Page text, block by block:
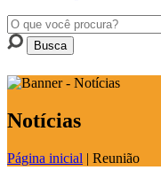
Notícias
Página inicial | Reunião